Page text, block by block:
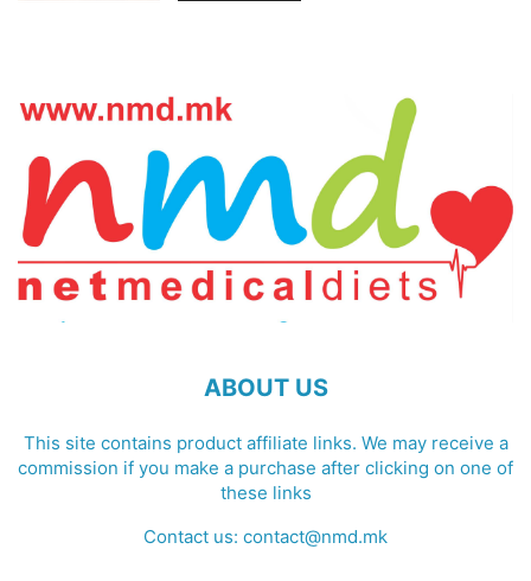
ABOUT US
This site contains product affiliate links. We may receive a
commission if you make a purchase after clicking on one of
these links
Contact us: contact@nmd.mk